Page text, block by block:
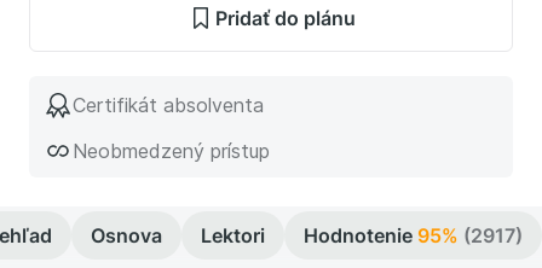
Pridať do plánu
Certifikát absolventa
Neobmedzený prístup
Osnova Lektori Hodnotenie 95% (2917)